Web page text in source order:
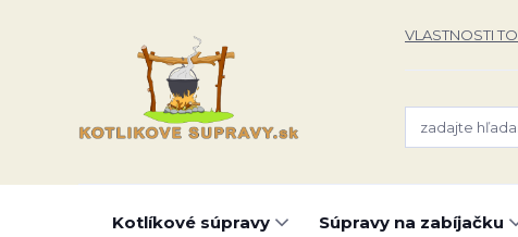
VLASTNOSTI
Kotlíkové súpravy Súpravy na zabíjačku